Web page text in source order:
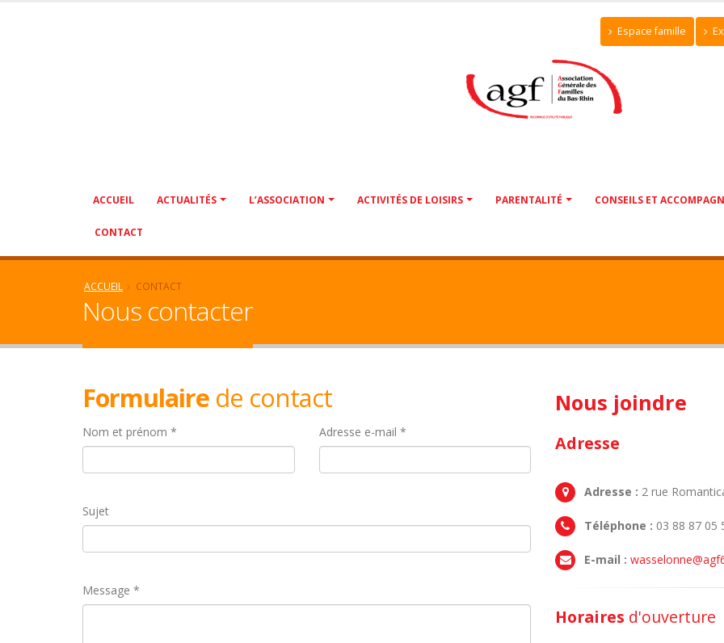
Espace famille
ACCUEIL ACTUALITÉS L’ASSOCIATION ACTIVITÉS DE LOISIRS PARENTALITÉ CONSEILS ET
CONTACT
ACCUEIL CONTACT
Nous contacter
Formulaire de contact
Nom et prénom * Adresse e-mail *
Sujet
Message *
Nous joindre
Adresse
Adresse : 2 rue
Téléphone : 03 88 87 05
E-mail :
Horaires d'ouverture